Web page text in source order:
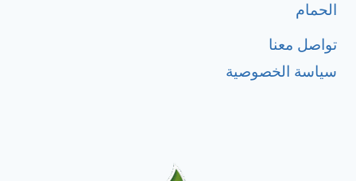
الحمام
تواصل معنا
سياسة الخصوصية